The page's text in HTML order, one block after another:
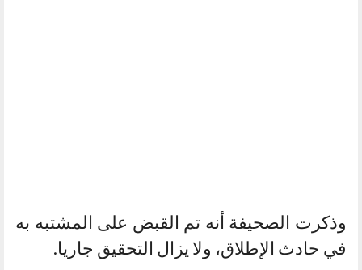
وذكرت الصحيفة أنه تم القبض على المشتبه به
في حادث الإطلاق، ولا يزال التحقيق جاريا.